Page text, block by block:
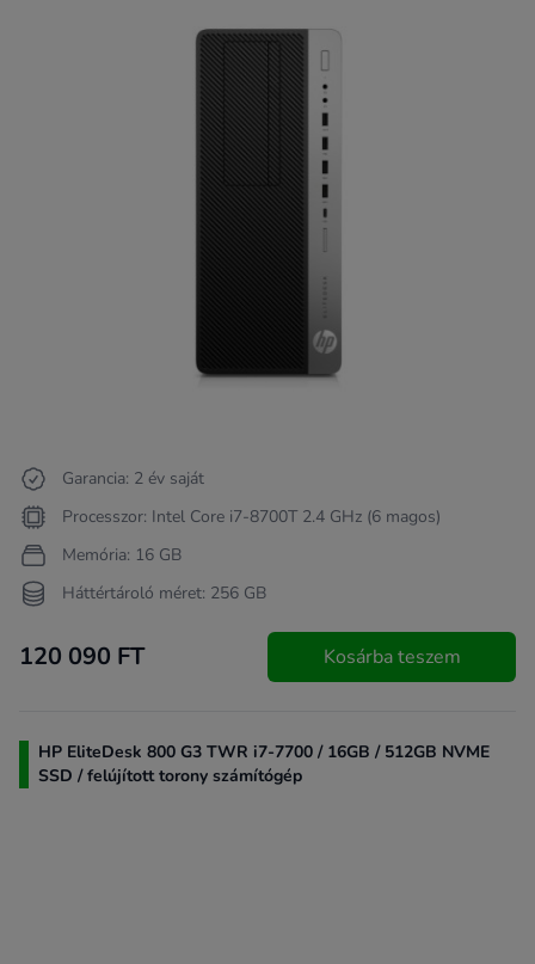
Garancia: 2 év saját
Processzor: Intel Core i7-8700T 2.4 GHz (6 magos)
Memória: 16 GB
Háttértároló méret: 256 GB
120 090 FT Kosárba teszem
HP EliteDesk 800 G3 TWR i7-7700 / 16GB / 512GB NVME
SSD / felújított torony számítógép